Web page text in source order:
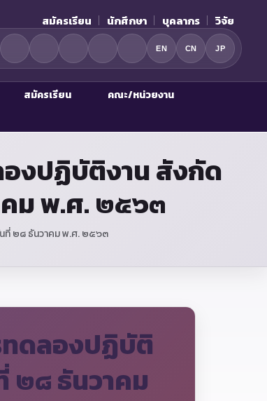
สมัครเรียน นักศึกษา บุคลากร วิจัย
EN CN JP
สมัครเรียน
คณะ/หน่วยงาน
องปฏิบัติงาน สังกัด
ม พ.ศ. ๒๕๖๓
ที่ ๒๘ ธันวาคม พ.ศ. ๒๕๖๓
ทดลองปฏิบัติ
๒๘ ธันวาคม